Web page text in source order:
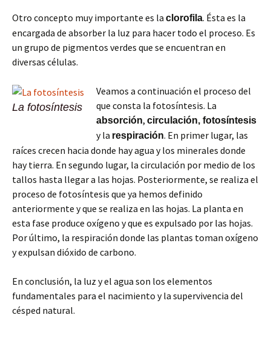
Otro concepto muy importante es la clorofila. Ésta es la
encargada de absorber la luz para hacer todo el proceso. Es
un grupo de pigmentos verdes que se encuentran en
diversas células.
La fotosíntesis
Veamos a continuación el proceso del
que consta la fotosíntesis. La
absorción, circulación, fotosíntesis
y la respiración. En primer lugar, las
raíces crecen hacia donde hay agua y los minerales donde
hay tierra. En segundo lugar, la circulación por medio de los
tallos hasta llegar a las hojas. Posteriormente, se realiza el
proceso de fotosíntesis que ya hemos definido
anteriormente y que se realiza en las hojas. La planta en
esta fase produce oxígeno y que es expulsado por las hojas.
Por último, la respiración donde las plantas toman oxígeno
y expulsan dióxido de carbono.
En conclusión, la luz y el agua son los elementos
fundamentales para el nacimiento y la supervivencia del
césped natural.